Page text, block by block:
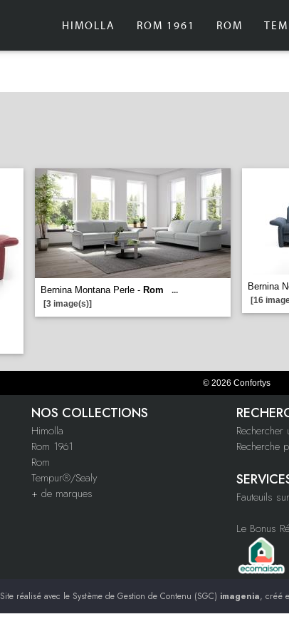
HIMOLLA ROM 1961 ROM
Bernina Montana Perle - Rom
...
[3 image(s)]
Bernina
[16
© 2026 Confortys
NOS COLLECTIONS
Himolla
Rom 1961
Rom
Tempur®/Sealy
+ de marques
Recherche
Fauteuils
Le Bonus
Site réalisé avec le Système de Gestion de Contenu (SGC) imagenia, créé